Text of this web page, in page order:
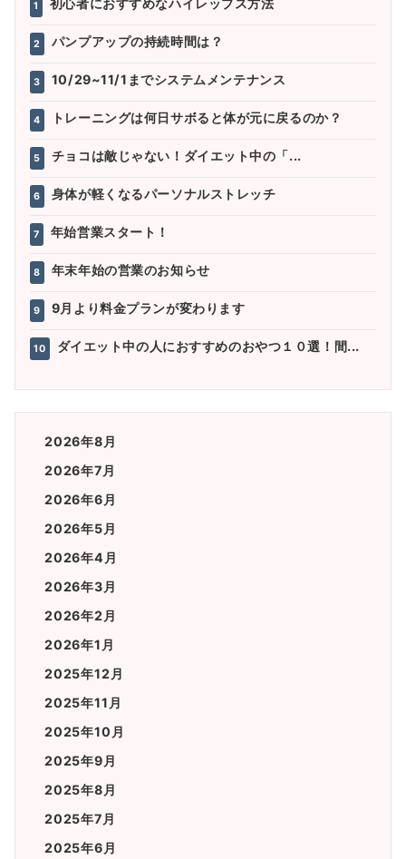
1 初心者におすすめなハイレップス方法
2 パンプアップの持続時間は？
3 10/29~11/1までシステムメンテナンス
4 トレーニングは何日サボると体が元に戻るのか？
5 チョコは敵じゃない！ダイエット中の「...
6 身体が軽くなるパーソナルストレッチ
7 年始営業スタート！
8 年末年始の営業のお知らせ
9 9月より料金プランが変わります
10 ダイエット中の人におすすめのおやつ１０選！間...
2026年8月
2026年7月
2026年6月
2026年5月
2026年4月
2026年3月
2026年2月
2026年1月
2025年12月
2025年11月
2025年10月
2025年9月
2025年8月
2025年7月
2025年6月